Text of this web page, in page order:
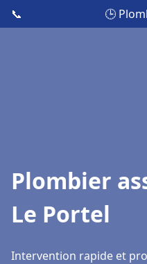
📞 🕒
Plombier
Le Portel
Intervention rapide et